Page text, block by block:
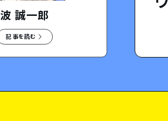
波 誠一郎
記事を読む